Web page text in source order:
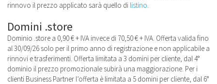
rinnovo il prezzo applicato sarà quello di listino.
Domini .store
Dominio .store a 0,90 € + IVA invece di 70,50 € + IVA. Offerta valida fino
al 30/09/26 solo per il primo anno di registrazione e non applicabile a
rinnovi e trasferimenti. Offerta limitata a 3 domini per cliente, dal 4°
dominio il prezzo promozionale subirà una maggiorazione. Per i
clienti Business Partner l’offerta è limitata a 5 domini per cliente, dal 6°